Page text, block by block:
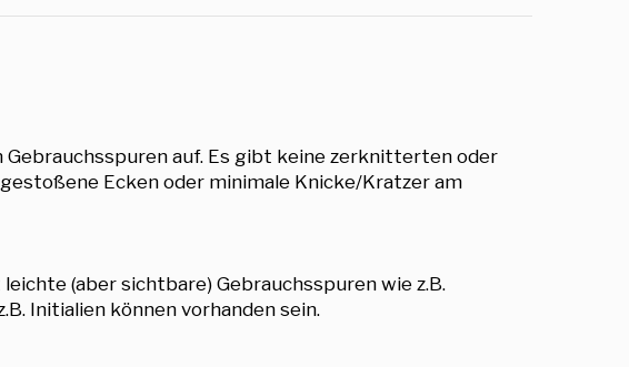
Gebrauchsspuren auf. Es gibt keine zerknitterten oder
Ecken oder minimale Knicke/Kratzer am
(aber sichtbare) Gebrauchsspuren wie z.B.
Initialien können vorhanden sein.